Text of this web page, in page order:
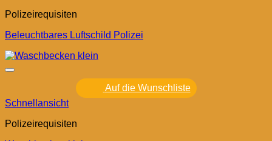
Polizeirequisiten
Beleuchtbares Luftschild Polizei
Auf die Wunschliste
Schnellansicht
Polizeirequisiten